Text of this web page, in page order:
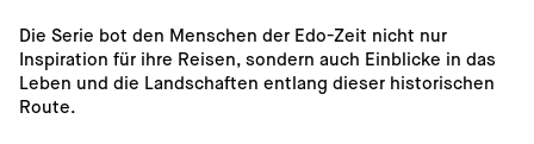
Die Serie bot den Menschen der Edo-Zeit nicht nur
Inspiration für ihre Reisen, sondern auch Einblicke in das
Leben und die Landschaften entlang dieser historischen
Route.